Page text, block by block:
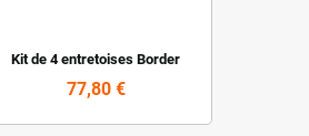
Kit de 4 entretoises Border
77,80 €